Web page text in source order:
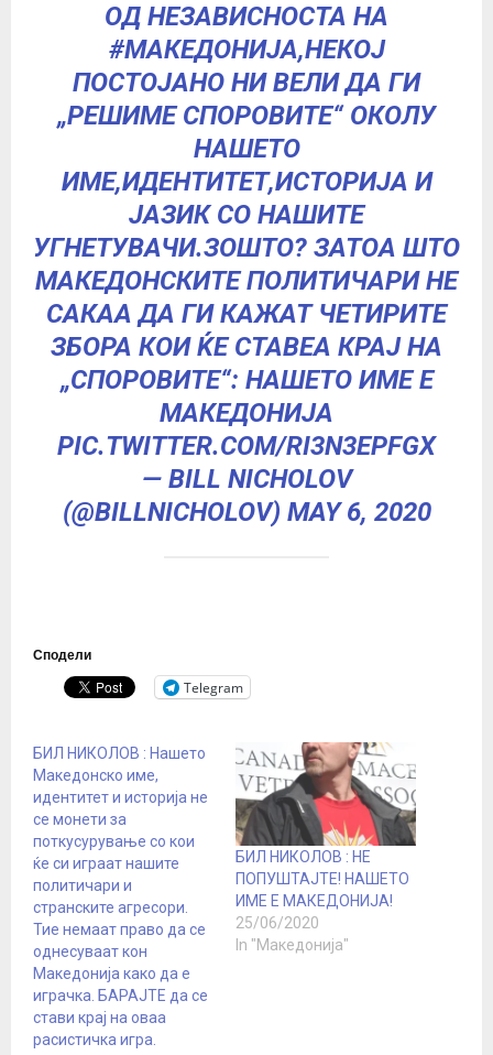
ОД НЕЗАВИСНОСТА НА
#МАКЕДОНИЈА,НЕКОЈ
ПОСТОЈАНО НИ ВЕЛИ ДА ГИ
„РЕШИМЕ СПОРОВИТЕ“ ОКОЛУ
НАШЕТО
ИМЕ,ИДЕНТИТЕТ,ИСТОРИЈА И
ЈАЗИК СО НАШИТЕ
УГНЕТУВАЧИ.ЗОШТО? ЗАТОА ШТО
МАКЕДОНСКИТЕ ПОЛИТИЧАРИ НЕ
САКАА ДА ГИ КАЖАТ ЧЕТИРИТЕ
ЗБОРА КОИ ЌЕ СТАВЕА КРАЈ НА
„СПОРОВИТЕ“: НАШЕТО ИМЕ Е
МАКЕДОНИЈА
PIC.TWITTER.COM/RI3N3EPFGX
— BILL NICHOLOV
(@BILLNICHOLOV) MAY 6, 2020
Сподели
Telegram
БИЛ НИКОЛОВ : Нашето
Mакедонско име,
идентитет и историја не
се монети за
поткусурување со кои
ќе си играат нашите
политичари и
странските агресори.
Тие немаат право да се
однесуваат кон
Македонија како да е
играчка. БАРАЈТЕ да се
стави крај на оваа
расистичка игра.
БИЛ НИКОЛОВ : НЕ
ПОПУШТАЈТЕ! НАШЕТО
ИМЕ Е МАКЕДОНИЈА!
25/06/2020
In "Македонија"